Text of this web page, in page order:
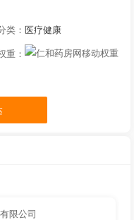
类： 医疗健康
重：
限公司